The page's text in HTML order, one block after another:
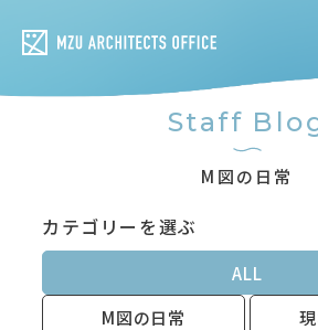
私たちの想い
私たちの家づくり
建築事例
Staff
M図の日常
カテゴリーを選ぶ
ALL
M図の日常